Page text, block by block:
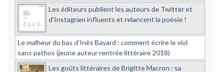
Les éditeurs publient les auteurs de Twitter et
d'Instagram influents et relancent la poésie !
Le malheur du bas d'Inès Bayard : comment écrire le viol
sans pathos (jeune auteur rentrée littéraire 2018)
Les goûts littéraires de Brigitte Macron : sa